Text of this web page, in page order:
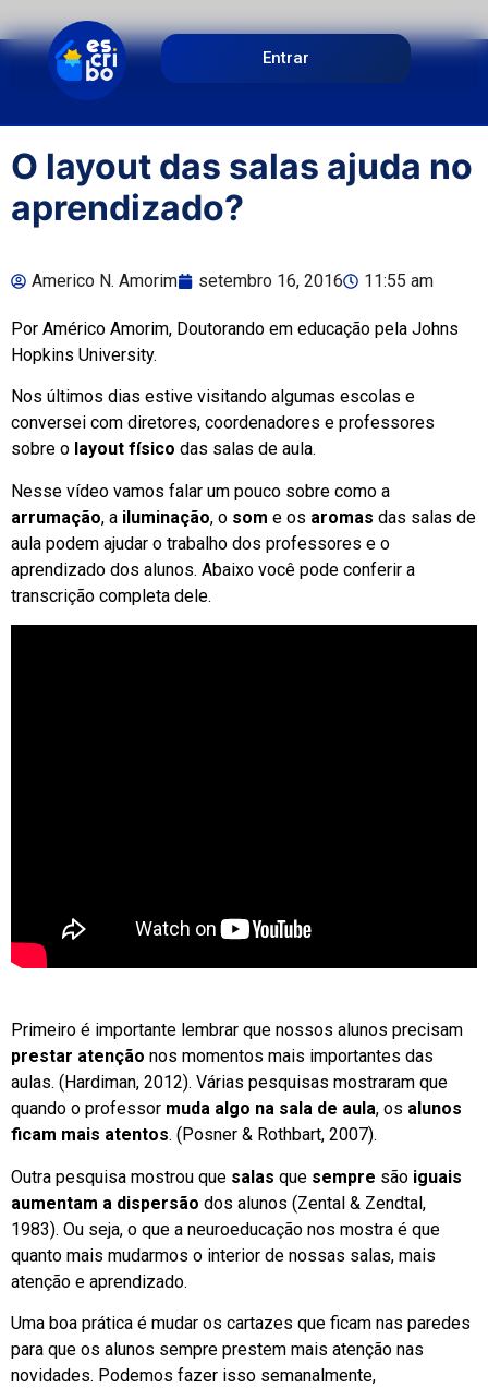
Entrar
O layout das salas ajuda no
aprendizado?
Americo N. Amorim setembro 16, 2016 11:55 am
Por Américo Amorim, Doutorando em educação pela Johns
Hopkins University.
Nos últimos dias estive visitando algumas escolas e
conversei com diretores, coordenadores e professores
sobre o layout físico das salas de aula.
Nesse vídeo vamos falar um pouco sobre como a
arrumação, a iluminação, o som e os aromas das salas de
aula podem ajudar o trabalho dos professores e o
aprendizado dos alunos. Abaixo você pode conferir a
transcrição completa dele.
Primeiro é importante lembrar que nossos alunos precisam
prestar atenção nos momentos mais importantes das
aulas. (Hardiman, 2012). Várias pesquisas mostraram que
quando o professor muda algo na sala de aula, os alunos
ficam mais atentos. (Posner & Rothbart, 2007).
Outra pesquisa mostrou que salas que sempre são iguais
aumentam a dispersão dos alunos (Zental & Zendtal,
1983). Ou seja, o que a neuroeducação nos mostra é que
quanto mais mudarmos o interior de nossas salas, mais
atenção e aprendizado.
Uma boa prática é mudar os cartazes que ficam nas paredes
para que os alunos sempre prestem mais atenção nas
novidades. Podemos fazer isso semanalmente,